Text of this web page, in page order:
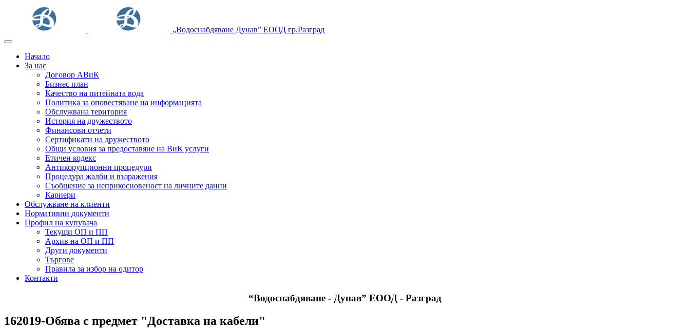
„Водоснабдяване Дунав” ЕООД гр.Разград
Начало
За нас
Договор АВиК
Бизнес план
Качество на питейната вода
Политика за оповестяване на информацията
Обслужвана територия
История на дружеството
Финансови отчети
Сертификати на дружеството
Общи условия за предоставяне на ВиК услуги
Етичен кодекс
Антикорупционни процедури
Процедура жалби и възражения
Съобщение за неприкосновеност на личните данни
Кариери
Обслужване на клиенти
Нормативни документи
Профил на купувача
Текущи ОП и ПП
Архив на ОП и ПП
Други документи
Търгове
Правила за избор на одитор
Контакти
“Водоснабдяване - Дунав” ЕООД - Разград
162019-Обява с предмет "Доставка на кабели"